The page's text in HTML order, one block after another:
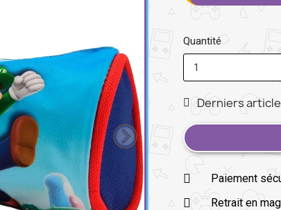
Quantité
Derniers
Paiement
Retrait en